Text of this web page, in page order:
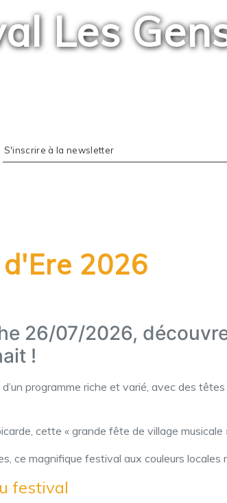
Les
2026
26/07/2026,
!
programme riche et varié, avec des
cette « grande fête de village
ce magnifique festival aux couleurs locales
festival